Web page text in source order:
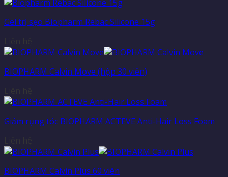
Gel trị sẹo Biopharm Rebac Silicone 15g
BIOPHARM Calvin Move (hộp 30 viên)
Giảm rụng tóc BIOPHARM ACTEVE Anti-Hair Loss Foam
BIOPHARM Calvin Plus 60 viên